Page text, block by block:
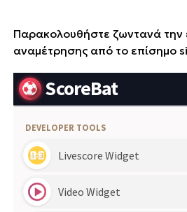
Παρακολουθήστε ζωντανά την
αναμέτρησης από το επίσημο